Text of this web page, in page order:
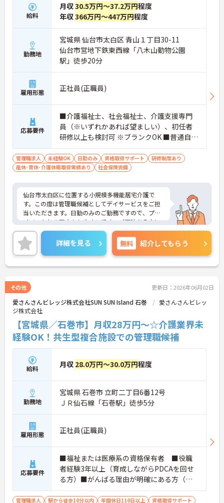
給料
月収30.5万円～37.2万円程度
年収366万円～447万円程度
勤務地
宮城県 仙台市太白区 青山１丁目30-11
仙台市営地下鉄東西線「八木山動物公園
駅」徒歩20分
雇用形態 正社員(正職員)
応募要件
■介護福祉士、社会福祉士、介護支援専門
員（※いずれかあれば望ましい）、初任者
研修以上も検討可 ※ブランクOK ■普通自動
車免許（AT限定可）必須
管理職求人 未経験OK 日勤のみ 資格取得サポート
研修制度あり
産休･育休･介護休暇取得実績あり
社会保険完備
仙台市太白区に位置する小規模多機能居宅介護で
す。この度は管理職候補としてデイサービスをご担
当いただきます。日勤のみのご勤務ですので、プラ
イベートとの両立もしやすいです。ご興味ある方に
は、面接対策ポイントなど、さらに詳細をお話しい
たしますのでお気軽にご相談ください！
詳細を見る 無料 紹介してもらう
その他 更新日：2026年06月02日
愛さんさんビレッジ株式会社SUN SUN Island 石巻
愛さんさんビレッ
ジ株式会社
【宮城県／石巻市】月収28万円～☆介護業界未
経験OK！共生型複合施設での管理職候補
給料 月収 28.0万円～30.0万円程度
勤務地
宮城県 石巻市 立町二丁目6番12号
ＪＲ仙石線「石巻駅」徒歩5分
雇用形態 正社員(正職員)
応募要件
■福祉または医療系の資格保有者 ■役職
者経験3年以上（育成しながらPDCAを回せ
る方）■がんばる理由が明確にある方（理
念共感、当事者経験、原体験のお持ちの
方）いずれも満たす方 ※業界未経験可（チ
管理職求人 駅から徒歩10分以内 年間休日110日以上 資格取得サポート